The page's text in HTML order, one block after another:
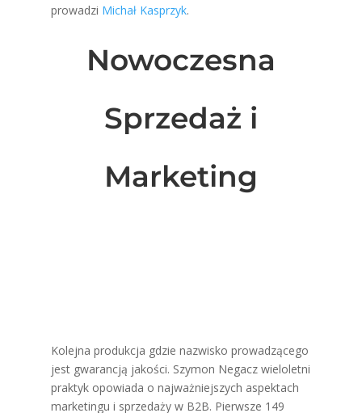
prowadzi Michał Kasprzyk.
Nowoczesna
Sprzedaż i
Marketing
Kolejna produkcja gdzie nazwisko prowadzącego
jest gwarancją jakości. Szymon Negacz wieloletni
praktyk opowiada o najważniejszych aspektach
marketingu i sprzedaży w B2B. Pierwsze 149